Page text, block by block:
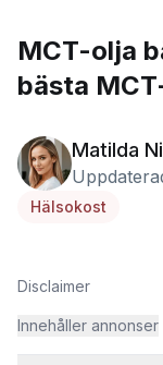
MCT-olja
bästa
Matilda
Hälsokost
Disclaimer
Innehåller annonser